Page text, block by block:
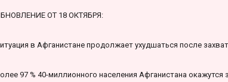
ОТ 18 ОКТЯБРЯ:
в Афганистане продолжает ухудшаться после
97 % 40-миллионного населения Афганистана